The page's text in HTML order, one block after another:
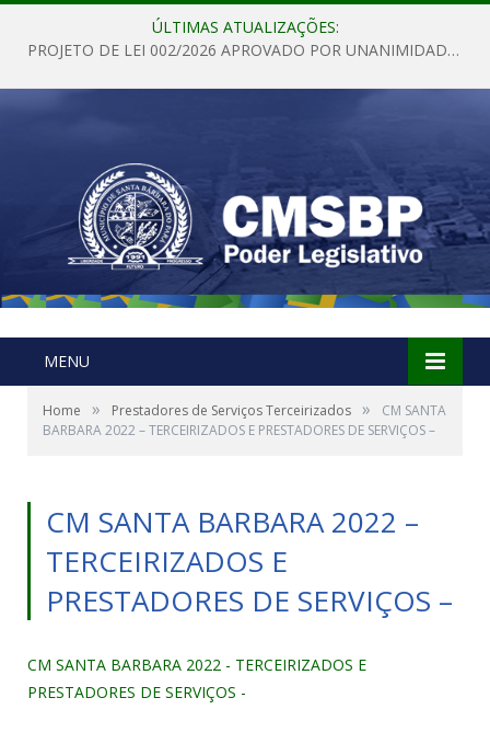
ÚLTIMAS ATUALIZAÇÕES:
PROJETO DE LEI 002/2026 APROVADO POR UNANIMIDADE EM SESSÃO ORDINÁRIA NESTA QUINTA – FEIRA 28 DE MAIO DE 2026
MENU
Home » Prestadores de Serviços Terceirizados »
CM SANTA
BARBARA 2022 – TERCEIRIZADOS E PRESTADORES DE SERVIÇOS –
CM SANTA BARBARA 2022 –
TERCEIRIZADOS E
PRESTADORES DE SERVIÇOS –
CM SANTA BARBARA 2022 - TERCEIRIZADOS E
PRESTADORES DE SERVIÇOS -